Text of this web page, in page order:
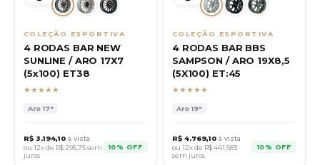
COLEÇÃO ESPORTIVA
4 RODAS BAR NEW
SUNLINE / ARO 17X7
(5x100) ET38
★★★★★
Aro17"
R$ 3.194,10 à vista
ou 12x de R$ 295,75sem
juros
10% OFF
COLEÇÃO ESPORTIVA
4 RODAS BAR BBS
SAMPSON / ARO 19X8,5
(5X100) ET:45
★★★★★
Aro19"
R$ 4.769,10 à vista
ou 12x de R$441,583
sem juros
10% OFF